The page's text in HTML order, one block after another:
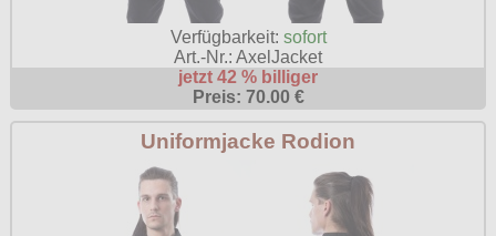
Verfügbarkeit: sofort
Art.-Nr.: AxelJacket
jetzt 42 % billiger
Preis: 70.00 €
Uniformjacke Rodion